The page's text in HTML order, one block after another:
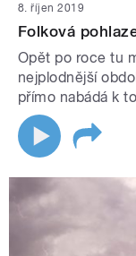
8. říjen 2019
Folková
Opět po roce tu
nejplodnější
přímo nabádá k